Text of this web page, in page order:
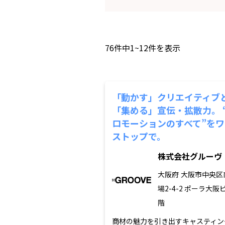
76件中1~12件を表示
「動かす」クリエイティブ
「集める」宣伝・拡散力。
ロモーションのすべて”を
ストップで。
株式会社グルーヴ
大阪府 大阪市中央区
場2-4-2 ポーラ大阪
階
商材の魅力を引き出すキャスティ